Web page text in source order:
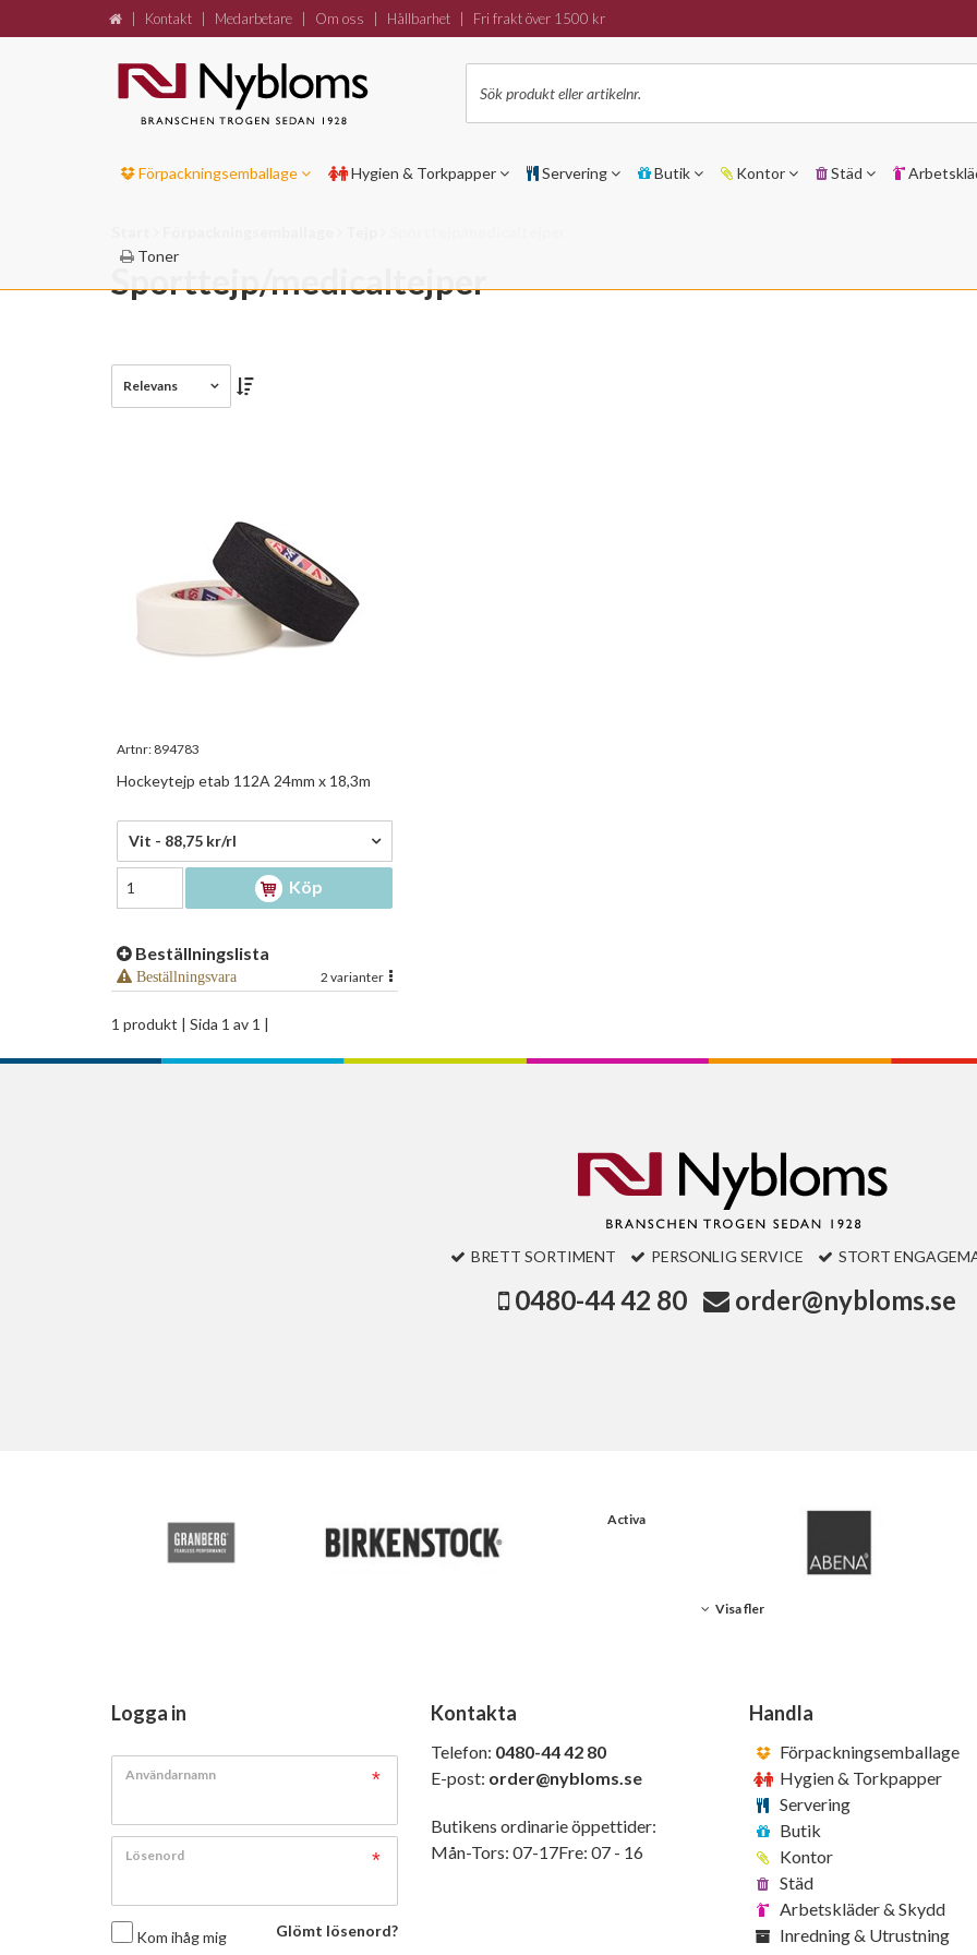
Sporttejp/medicaltejper
Relevans
Artnr: 894783
Hockeytejp etab 112A 24mm x 18,3m
88,75 kr/rl
Vit - 88,75 kr/rl
Köp
Beställningslista
Beställningsvara 2 varianter
1 produkt | Sida 1 av 1 |
BRETT SORTIMENT PERSONLIG SERVICE STORT
0480-44 42 80 order@nybloms.se
Activa
Visa fler
Logga in
Användarnamn
Lösenord
Kom ihåg mig Glömt lösenord?
Kontakta
Telefon: 0480-44 42 80
E-post: order@nybloms.se
Butikens ordinarie öppettider:
Mån-Tors: 07-17Fre: 07 - 16
Handla
Förpackningsemballage
Hygien & Torkpapper
Servering
Butik
Kontor
Städ
Arbetskläder & Skydd
Inredning & Utrustning
Kontakt Medarbetare Om oss Hållbarhet Fri frakt över 1500 kr
Förpackningsemballage Hygien & Torkpapper Servering Butik Kontor Städ
Toner